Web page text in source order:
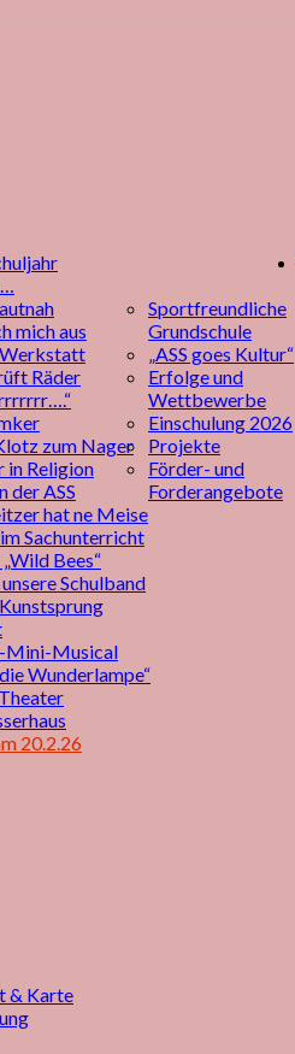
mich aus
Räder
zum Nager
in Religion
der ASS
hat ne Meise
Sachunterricht
Sportfreundliche
Grundschule
„ASS goes Kultur“
Bees“
Schulband
Mini-Musical
Wunderlampe“
Erfolge und
Wettbewerbe
20.2.26
Einschulung 2026
Projekte
Förder- und
Forderangebote
& Karte